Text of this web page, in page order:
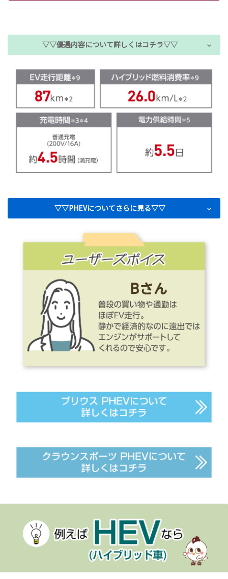
▽▽優遇内容について詳しくはコチラ▽▽
▽▽PHEVについてさらに見る▽▽